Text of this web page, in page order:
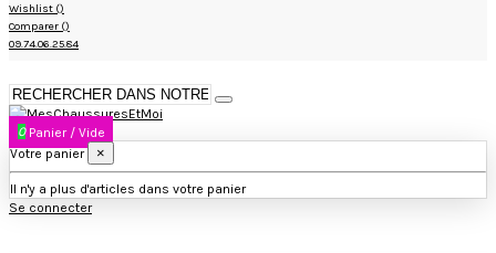
Wishlist ()
Comparer ()
09.74.06.25.84
0 Panier / Vide
Votre panier
×
Il n'y a plus d'articles dans votre panier
Se connecter